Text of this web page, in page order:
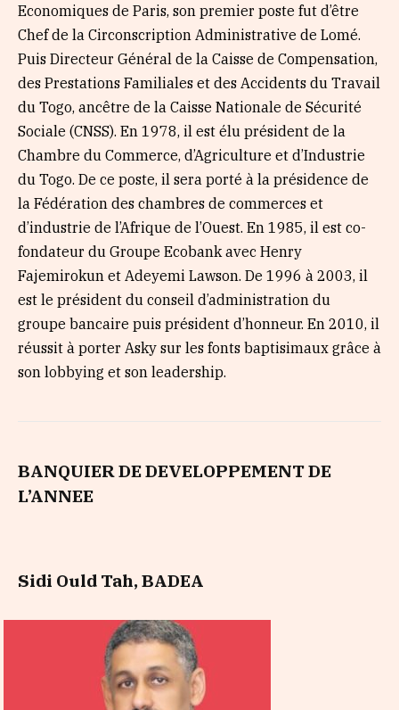
Economiques de Paris, son premier poste fut d’être
Chef de la Circonscription Administrative de Lomé.
Puis Directeur Général de la Caisse de Compensation,
des Prestations Familiales et des Accidents du Travail
du Togo, ancêtre de la Caisse Nationale de Sécurité
Sociale (CNSS). En 1978, il est élu président de la
Chambre du Commerce, d’Agriculture et d’Industrie
du Togo. De ce poste, il sera porté à la présidence de
la Fédération des chambres de commerces et
d’industrie de l’Afrique de l’Ouest. En 1985, il est co-
fondateur du Groupe Ecobank avec Henry
Fajemirokun et Adeyemi Lawson. De 1996 à 2003, il
est le président du conseil d’administration du
groupe bancaire puis président d’honneur. En 2010, il
réussit à porter Asky sur les fonts baptisimaux grâce à
son lobbying et son leadership.
BANQUIER DE DEVELOPPEMENT DE
L’ANNEE
Sidi Ould Tah, BADEA